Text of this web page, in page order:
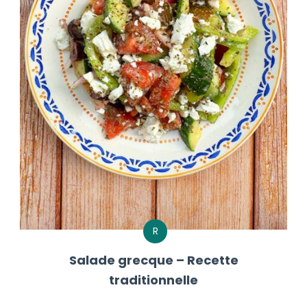
R
Salade grecque – Recette
traditionnelle